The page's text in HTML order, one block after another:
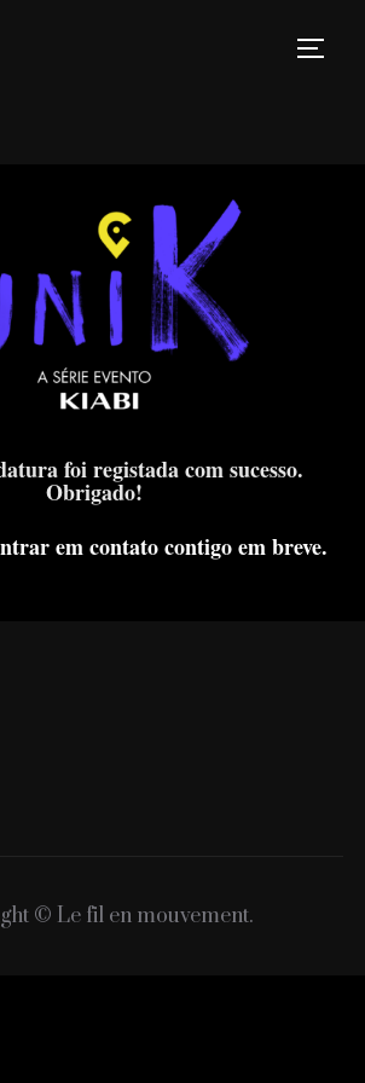
foi registada com sucesso.
Obrigado!
em contato contigo em breve.
© Le fil en mouvement.